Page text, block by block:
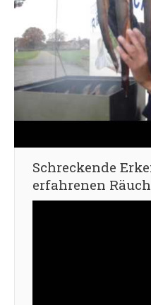
Schreckende
erfahrenen